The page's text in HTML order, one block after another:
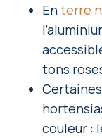
Enterre
tons
couleur :